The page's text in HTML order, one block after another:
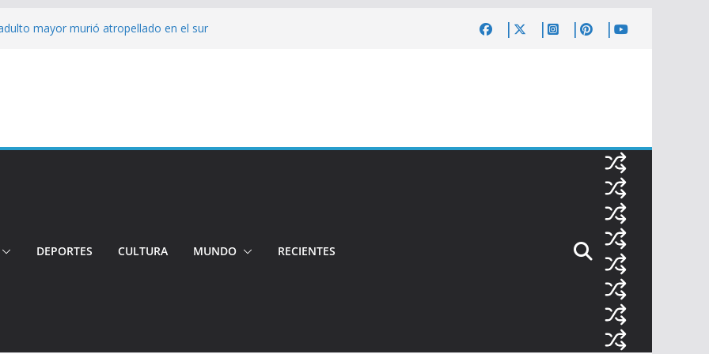
mayor murió atropellado en el sur
impulsa oportunidades y destaca el
Ubidia
Quito reúne a líderes y
DEPORTES CULTURA MUNDO RECIENTES